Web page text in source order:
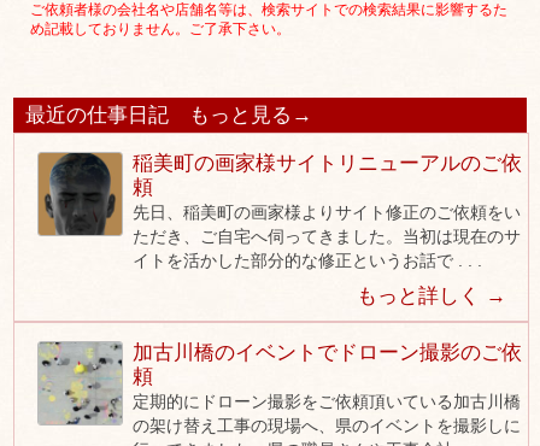
ご依頼者様の会社名や店舗名等は、検索サイトでの検索結果に影響するた
め記載しておりません。ご了承下さい。
最近の仕事日記 もっと見る→
稲美町の画家様サイトリニューアルのご依
頼
先日、稲美町の画家様よりサイト修正のご依頼をい
ただき、ご自宅へ伺ってきました。当初は現在のサ
イトを活かした部分的な修正というお話で . . .
もっと詳しく →
加古川橋のイベントでドローン撮影のご依
頼
定期的にドローン撮影をご依頼頂いている加古川橋
の架け替え工事の現場へ、県のイベントを撮影しに